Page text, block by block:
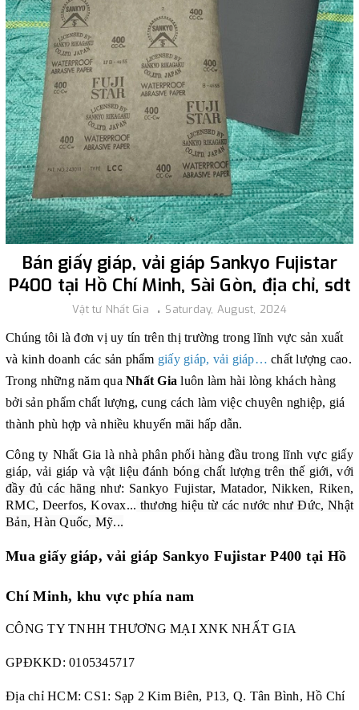
Bán giấy giáp, vải giáp Sankyo Fujistar
P400 tại Hồ Chí Minh, Sài Gòn, địa chỉ, sdt
Vật tư Nhất Gia Saturday, August, 2024
Chúng tôi là đơn vị uy tín trên thị trường trong lĩnh vực sản xuất
và kinh doanh các sản phẩm giấy giáp, vải giáp… chất lượng cao.
Trong những năm qua Nhất Gia luôn làm hài lòng khách hàng
bởi sản phẩm chất lượng, cung cách làm việc chuyên nghiệp, giá
thành phù hợp và nhiều khuyến mãi hấp dẫn.
Công ty Nhất Gia là nhà phân phối hàng đầu trong lĩnh vực giấy
giáp, vải giáp và vật liệu đánh bóng chất lượng trên thế giới, với
đầy đủ các hãng như: Sankyo Fujistar, Matador, Nikken, Riken,
RMC, Deerfos, Kovax... thương hiệu từ các nước như Đức, Nhật
Bản, Hàn Quốc, Mỹ...
Mua giấy giáp, vải giáp Sankyo Fujistar P400 tại Hồ
Chí Minh, khu vực phía nam
CÔNG TY TNHH THƯƠNG MẠI XNK NHẤT GIA
GPĐKKD: 0105345717
Địa chỉ HCM: CS1: Sạp 2 Kim Biên, P13, Q. Tân Bình, Hồ Chí